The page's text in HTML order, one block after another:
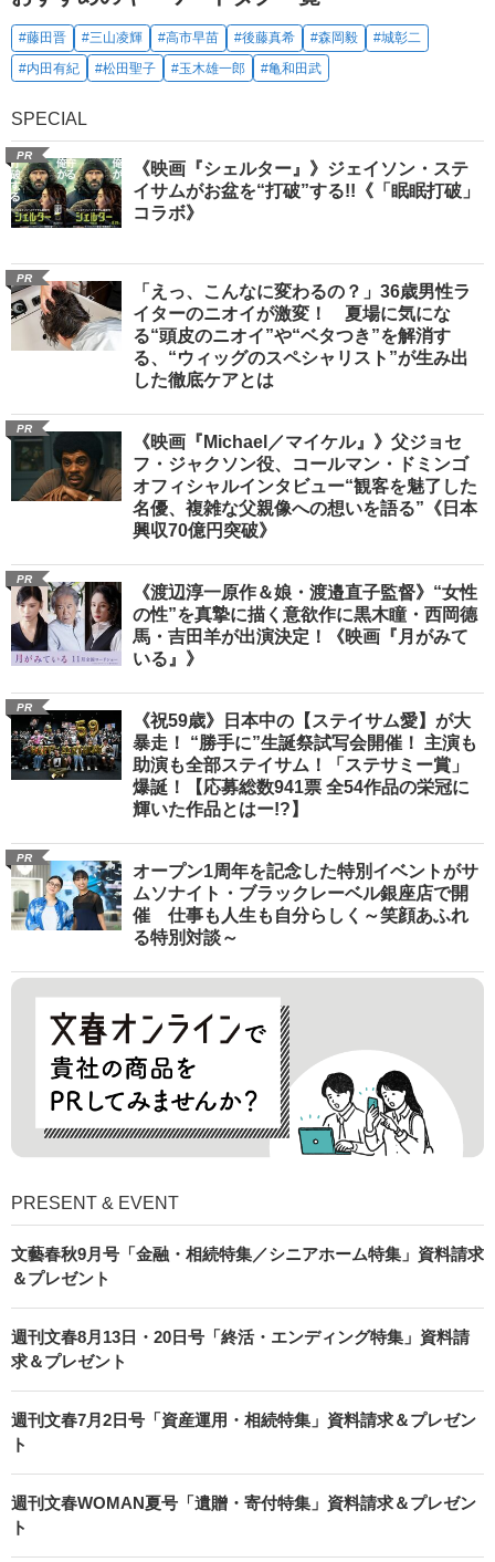
#藤田晋 #三山凌輝 #高市早苗 #後藤真希 #森岡毅
#城彰二
#内田有紀
#松田聖子 #玉木雄一郎 #亀和田武
SPECIAL
PR
《映画『シェルター』》ジェイソン・ステ
イサムがお盆を“打破”する!!《「眠眠打破」
コラボ》
PR
「えっ、こんなに変わるの？」36歳男性ラ
イターのニオイが激変！ 夏場に気にな
る“頭皮のニオイ”や“ベタつき”を解消す
る、“ウィッグのスペシャリスト”が生み出
した徹底ケアとは
PR
《映画『Michael／マイケル』》父ジョセ
フ・ジャクソン役、コールマン・ドミンゴ
オフィシャルインタビュー“観客を魅了した
名優、複雑な父親像への想いを語る”《日本
興収70億円突破》
PR
《渡辺淳一原作＆娘・渡邉直子監督》“女性
の性”を真摯に描く意欲作に黒木瞳・西岡德
馬・吉田羊が出演決定！《映画『月がみて
いる』》
PR
《祝59歳》日本中の【ステイサム愛】が大
暴走！ “勝手に”生誕祭試写会開催！ 主演も
助演も全部ステイサム！「ステサミー賞」
爆誕！【応募総数941票 全54作品の栄冠に
輝いた作品とはー!?】
PR
オープン1周年を記念した特別イベントがサ
ムソナイト・ブラックレーベル銀座店で開
催 仕事も人生も自分らしく～笑顔あふれ
る特別対談～
PRESENT & EVENT
文藝春秋9月号「金融・相続特集／シニアホーム特集」資料請求
＆プレゼント
週刊文春8月13日・20日号「終活・エンディング特集」資料請
求＆プレゼント
週刊文春7月2日号「資産運用・相続特集」資料請求＆プレゼン
ト
週刊文春WOMAN夏号「遺贈・寄付特集」資料請求＆プレゼン
ト